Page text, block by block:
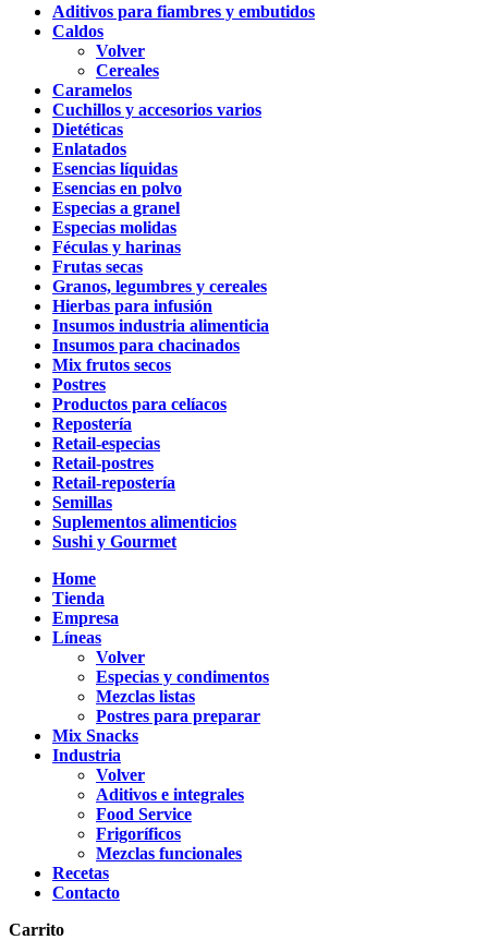
Aditivos para fiambres y embutidos
Caldos
Volver
Cereales
Caramelos
Cuchillos y accesorios varios
Dietéticas
Enlatados
Esencias líquidas
Esencias en polvo
Especias a granel
Especias molidas
Féculas y harinas
Frutas secas
Granos, legumbres y cereales
Hierbas para infusión
Insumos industria alimenticia
Insumos para chacinados
Mix frutos secos
Postres
Productos para celíacos
Repostería
Retail-especias
Retail-postres
Retail-repostería
Semillas
Suplementos alimenticios
Sushi y Gourmet
Home
Tienda
Empresa
Líneas
Volver
Especias y condimentos
Mezclas listas
Postres para preparar
Mix Snacks
Industria
Volver
Aditivos e integrales
Food Service
Frigoríficos
Mezclas funcionales
Recetas
Contacto
Carrito